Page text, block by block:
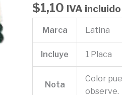
$1,10 IVA incluido
Marca Latina
Incluye 1 Placa
Nota
Color
observe.
cantidad